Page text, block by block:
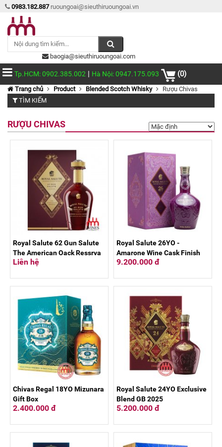
0983.182.887 ruoungoai@sieuthiruoungoai.vn
baogia@sieuthiruoungoai.com
Tp.HCM: 0902.385.002 | Hà Nội: 0947.175.093 (0)
Trang chủ Product Blended Scotch Whisky
Rượu Chivas
TÌM KIẾM
RƯỢU CHIVAS
Royal Salute 62 Gun Salute
The American Oack Ressrva
Liên hệ
Royal Salute 26YO -
Amarone Wine Cask Finish
9.200.000 đ
Chivas Regal 18YO Mizunara
Gift Box
2.400.000 đ
Royal Salute 24YO Exclusive
Blend GB 2025
5.200.000 đ